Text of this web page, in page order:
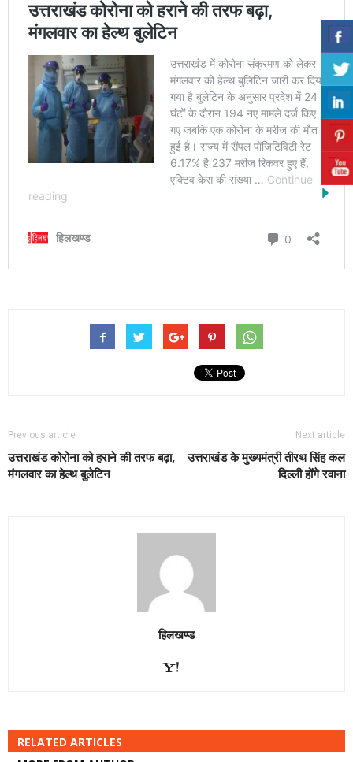
Previous article
उत्तराखंड कोरोना को हराने की तरफ बढ़ा,
मंगलवार का हेल्थ बुलेटिन
Next article
उत्तराखंड के मुख्यमंत्री तीरथ सिंह कल
दिल्ली होंगे रवाना
हिलखण्ड
RELATED ARTICLES